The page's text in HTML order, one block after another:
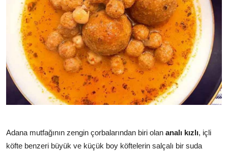
Adana mutfağının zengin çorbalarından biri olan analı kızlı, içli
köfte benzeri büyük ve küçük boy köftelerin salçalı bir suda